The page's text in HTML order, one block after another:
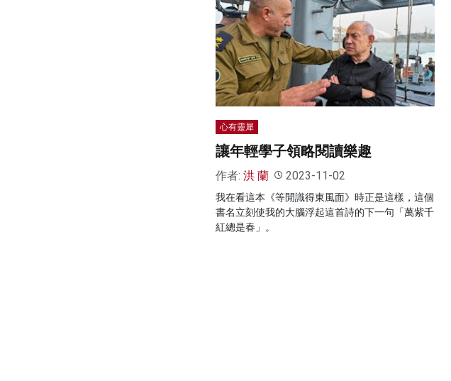
心有靈犀
讓年輕學子領略閱讀樂趣
作者: 洪 蘭 2023-11-02
我在看這本《等閒識得東風面》時正是這樣，這個
書名立刻使我的大腦浮起這首詩的下一句「萬紫千
紅總是春」。